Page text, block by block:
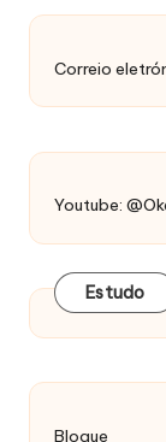
Correio
Youtube:
Estudo
Blogue